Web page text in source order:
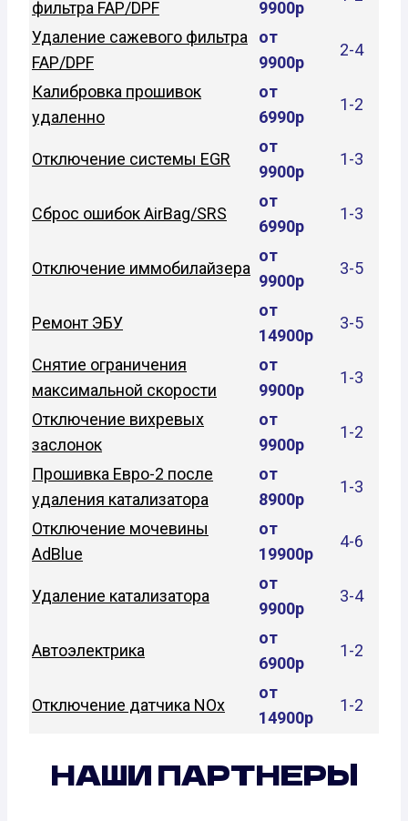
фильтра FAP/DPF
9900р
Удаление сажевого фильтра
FAP/DPF
от
9900р
2-4
Калибровка прошивок
удаленно
от
6990р
1-2
Отключение системы EGR
от
9900р
1-3
Сброс ошибок AirBag/SRS
от
6990р
1-3
Отключение иммобилайзера
от
9900р
3-5
Ремонт ЭБУ
от
14900р
3-5
Снятие ограничения
максимальной скорости
от
9900р
1-3
Отключение вихревых
заслонок
от
9900р
1-2
Прошивка Евро-2 после
удаления катализатора
от
8900р
1-3
Отключение мочевины
AdBlue
от
19900р
4-6
Удаление катализатора
от
9900р
3-4
Автоэлектрика
от
6900р
1-2
Отключение датчика NOx
от
14900р
1-2
НАШИ ПАРТНЕРЫ